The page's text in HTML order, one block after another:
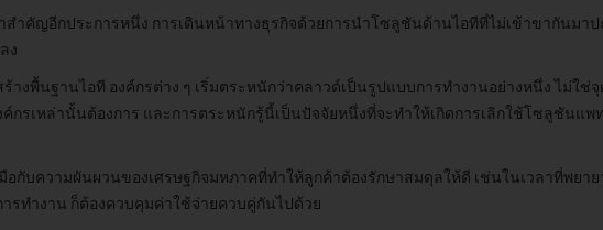
ำคัญอีกประการหนึ่ง การเดินหน้าทางธุรกิจด้วยการนำโซลูชันด้านไอทีที่ไม่เข้าขากันมา
ง
พื้นฐานไอที องค์กรต่าง ๆ เริ่มตระหนักว่าคลาวด์เป็นรูปแบบการทำงานอย่างหนึ่ง ไม่ใช่
รเหล่านั้นต้องการ และการตระหนักรู้นี้เป็นปัจจัยหนึ่งที่จะทำให้เกิดการเลิกใช้โซลูชันแพ
กับความผันผวนของเศรษฐกิจมหภาคที่ทำให้ลูกค้าต้องรักษาสมดุลให้ดี เช่นในเวลาที่พยา
รทำงาน ก็ต้องควบคุมค่าใช้จ่ายควบคู่กันไปด้วย